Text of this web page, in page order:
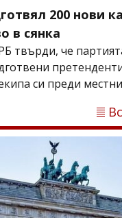
200 нови
в сянка
твърди, че
си преди